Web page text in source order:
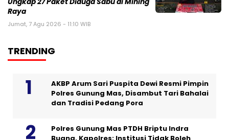
Raya
Jumat, 7 Agu 2026 - 11:10 WIB
TRENDING
AKBP Arum Sari Puspita Dewi Resmi Pimpin
Polres Gunung Mas, Disambut Tari Bahalai
dan Tradisi Pedang Pora
Polres Gunung Mas PTDH Briptu Indra